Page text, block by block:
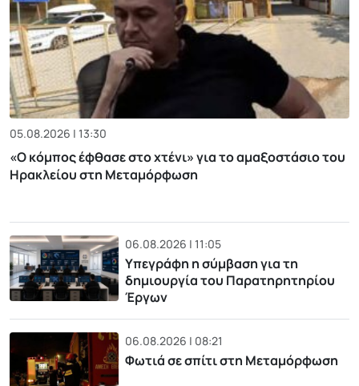
05.08.2026 | 13:30
«Ο κόμπος έφθασε στο χτένι» για το αμαξοστάσιο του
Ηρακλείου στη Μεταμόρφωση
06.08.2026 | 11:05
Υπεγράφη η σύμβαση για τη
δημιουργία του Παρατηρητηρίου
Έργων
06.08.2026 | 08:21
Φωτιά σε σπίτι στη Μεταμόρφωση